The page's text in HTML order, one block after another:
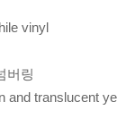
vinyl
버링
and translucent